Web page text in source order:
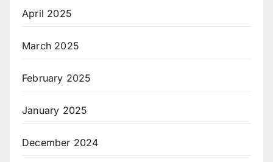
April 2025
March 2025
February 2025
January 2025
December 2024